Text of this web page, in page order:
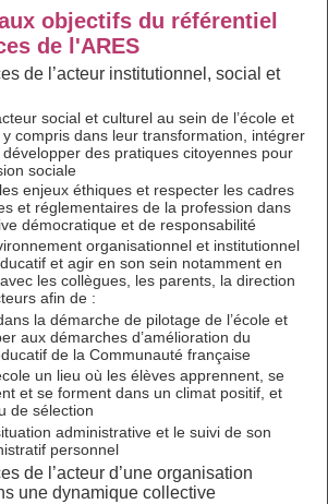
objectifs du référentiel
de l'ARES
de l’acteur institutionnel, social et
social et culturel au sein de l’école et
compris dans leur transformation, intégrer
des pratiques citoyennes pour
sociale
enjeux éthiques et respecter les cadres
et réglementaires de la profession dans
démocratique et de responsabilité
organisationnel et institutionnel
et agir en son sein notamment en
les collègues, les parents, la direction
afin de :
la démarche de pilotage de l’école et
aux démarches d’amélioration du
de la Communauté française
un lieu où les élèves apprennent, se
et se forment dans un climat positif, et
de sélection
administrative et le suivi de son
personnel
de l’acteur d’une organisation
une dynamique collective